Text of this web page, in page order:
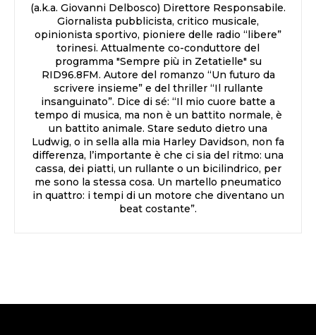
(a.k.a. Giovanni Delbosco) Direttore Responsabile.
Giornalista pubblicista, critico musicale,
opinionista sportivo, pioniere delle radio “libere”
torinesi. Attualmente co-conduttore del
programma "Sempre più in Zetatielle" su
RID96.8FM. Autore del romanzo “Un futuro da
scrivere insieme” e del thriller “Il rullante
insanguinato”. Dice di sé: “Il mio cuore batte a
tempo di musica, ma non è un battito normale, è
un battito animale. Stare seduto dietro una
Ludwig, o in sella alla mia Harley Davidson, non fa
differenza, l’importante è che ci sia del ritmo: una
cassa, dei piatti, un rullante o un bicilindrico, per
me sono la stessa cosa. Un martello pneumatico
in quattro: i tempi di un motore che diventano un
beat costante”.